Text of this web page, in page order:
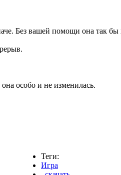
Без вашей помощи она так
особо и не изменилась.
Теги:
Игра